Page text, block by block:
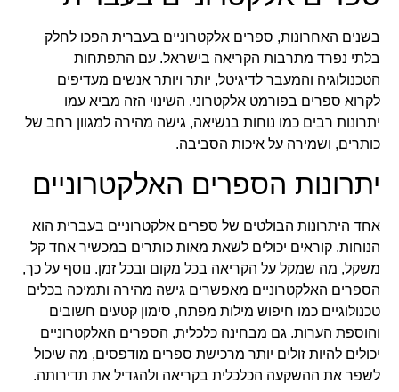
בשנים האחרונות, ספרים אלקטרוניים בעברית הפכו לחלק
בלתי נפרד מתרבות הקריאה בישראל. עם התפתחות
הטכנולוגיה והמעבר לדיגיטל, יותר ויותר אנשים מעדיפים
לקרוא ספרים בפורמט אלקטרוני. השינוי הזה מביא עמו
יתרונות רבים כמו נוחות בנשיאה, גישה מהירה למגוון רחב של
כותרים, ושמירה על איכות הסביבה.
יתרונות הספרים האלקטרוניים
אחד היתרונות הבולטים של ספרים אלקטרוניים בעברית הוא
הנוחות. קוראים יכולים לשאת מאות כותרים במכשיר אחד קל
משקל, מה שמקל על הקריאה בכל מקום ובכל זמן. נוסף על כך,
הספרים האלקטרוניים מאפשרים גישה מהירה ותמיכה בכלים
טכנולוגיים כמו חיפוש מילות מפתח, סימון קטעים חשובים
והוספת הערות. גם מבחינה כלכלית, הספרים האלקטרוניים
יכולים להיות זולים יותר מרכישת ספרים מודפסים, מה שיכול
לשפר את ההשקעה הכלכלית בקריאה ולהגדיל את תדירותה.